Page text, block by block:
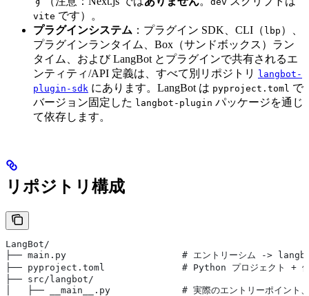
vite です）。
プラグインシステム ：プラグイン SDK、CLI（ lbp ）、
プラグインランタイム、Box（サンドボックス）ラン
タイム、および LangBot とプラグインで共有されるエ
ンティティ/API 定義は、すべて別リポジトリ
langbot-
plugin-sdk にあります。LangBot は pyproject.toml で
バージョン固定した langbot-plugin パッケージを通じ
て依存します。
リポジトリ構成
LangBot/
├── main.py                     # エントリーシム ->
├── pyproject.toml              # Python プロジェクト + 依
├── src/langbot/
│   ├── __main__.py             # 実際のエントリーポイン